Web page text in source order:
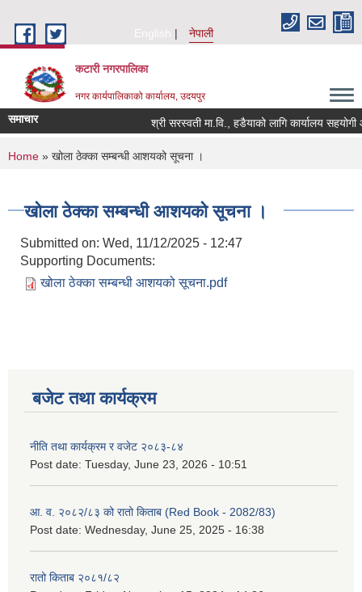
English
नेपाली
कटारी नगरपालिका
नगर कार्यपालिकाको कार्यालय, उदयपुर
समाचार श्री सरस्वती मा.वि., हडैयाको लागि कार्यालय सहयोगी
You are here
Home » खोला ठेक्का सम्बन्धी आशयको सूचना ।
खोला ठेक्का सम्बन्धी आशयको सूचना ।
Submitted on: Wed, 11/12/2025 - 12:47
Supporting Documents:
खोला ठेक्का सम्बन्धी आशयको सूचना.pdf
बजेट तथा कार्यक्रम
नीति तथा कार्यक्रम र वजेट २०८३-८४
Post date: Tuesday, June 23, 2026 - 10:51
आ. व. २०८२/८३ को रातो किताब (Red Book - 2082/83)
Post date: Wednesday, June 25, 2025 - 16:38
रातो किताब २०८१/८२